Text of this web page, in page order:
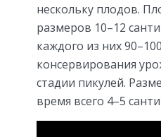
нескольку плодов.
размеров 10–12
каждого из них
консервирования
стадии пикулей.
время всего 4–5